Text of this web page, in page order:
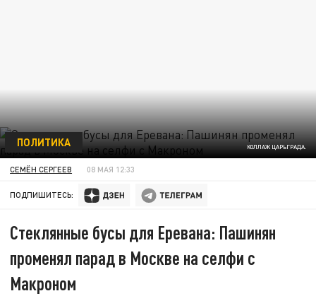
КОЛЛАЖ ЦАРЬГРАДА.
ПОЛИТИКА
СЕМЁН СЕРГЕЕВ 08 МАЯ 12:33
ПОДПИШИТЕСЬ:
Стеклянные бусы для Еревана: Пашинян
променял парад в Москве на селфи с
Макроном